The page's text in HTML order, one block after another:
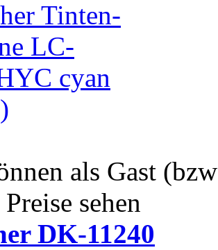
als Gast
sehen
DK-11240